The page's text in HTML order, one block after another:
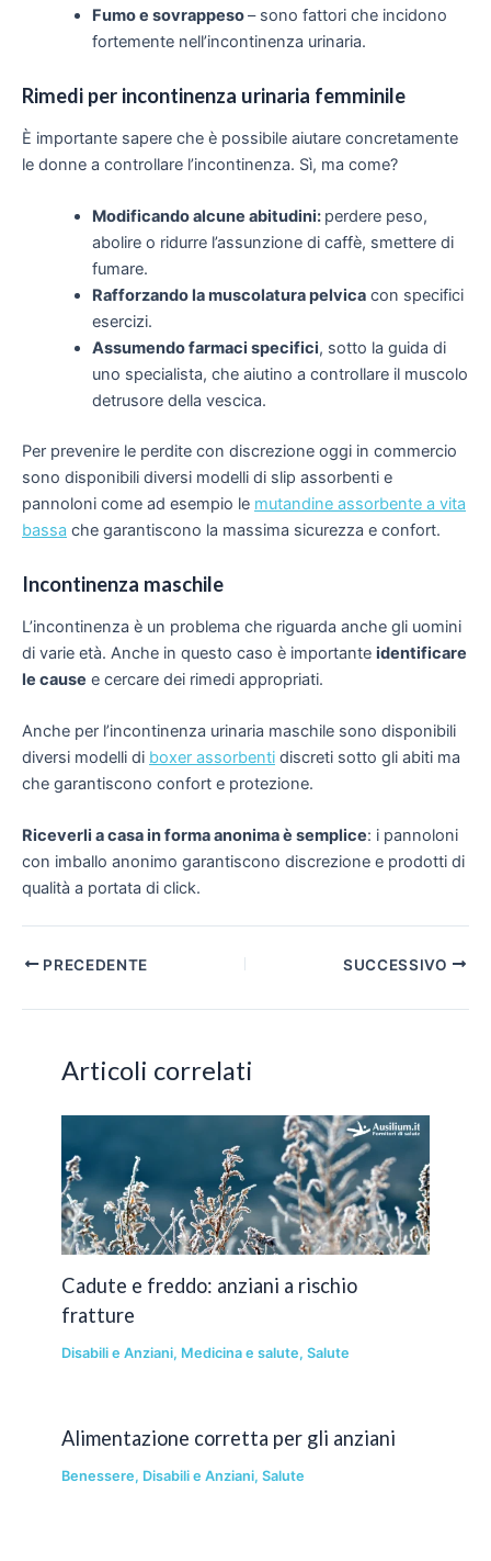
Fumo e sovrappeso– sono fattori che incidono
fortemente nell’incontinenza urinaria.
Rimedi per incontinenza urinaria femminile
È importante sapere che è possibile aiutare concretamente
le donne a controllare l’incontinenza. Sì, ma come?
Modificando alcune abitudini: perdere peso,
abolire o ridurre l’assunzione di caffè, smettere di
fumare.
Rafforzando la muscolaturapelvicacon specifici
esercizi.
Assumendo farmaci specifici, sotto la guida di
uno specialista, che aiutino a controllare il muscolo
detrusore della vescica.
Per prevenire le perdite con discrezione oggi in commercio
sono disponibili diversi modelli di slip assorbenti e
pannoloni come ad esempio le mutandine assorbente a vita
bassa che garantiscono la massima sicurezza e confort.
Incontinenza maschile
L’incontinenza è un problema che riguarda anche gli uomini
di varie età. Anche in questo caso è importante identificare
le cause e cercare dei rimedi appropriati.
Anche per l’incontinenza urinaria maschile sono disponibili
diversi modelli di boxer assorbenti discreti sotto gli abiti ma
che garantiscono confort e protezione.
Riceverli a casa in forma anonima è semplice: i pannoloni
con imballo anonimo garantiscono discrezione e prodotti di
qualità a portata di click.
Navigazione
PRECEDENTE SUCCESSIVO
Articoli correlati
Cadute e freddo: anziani a rischio
fratture
Disabili e Anziani, Medicina e salute,Salute
Alimentazione corretta per gli anziani
Benessere, Disabili e Anziani,Salute